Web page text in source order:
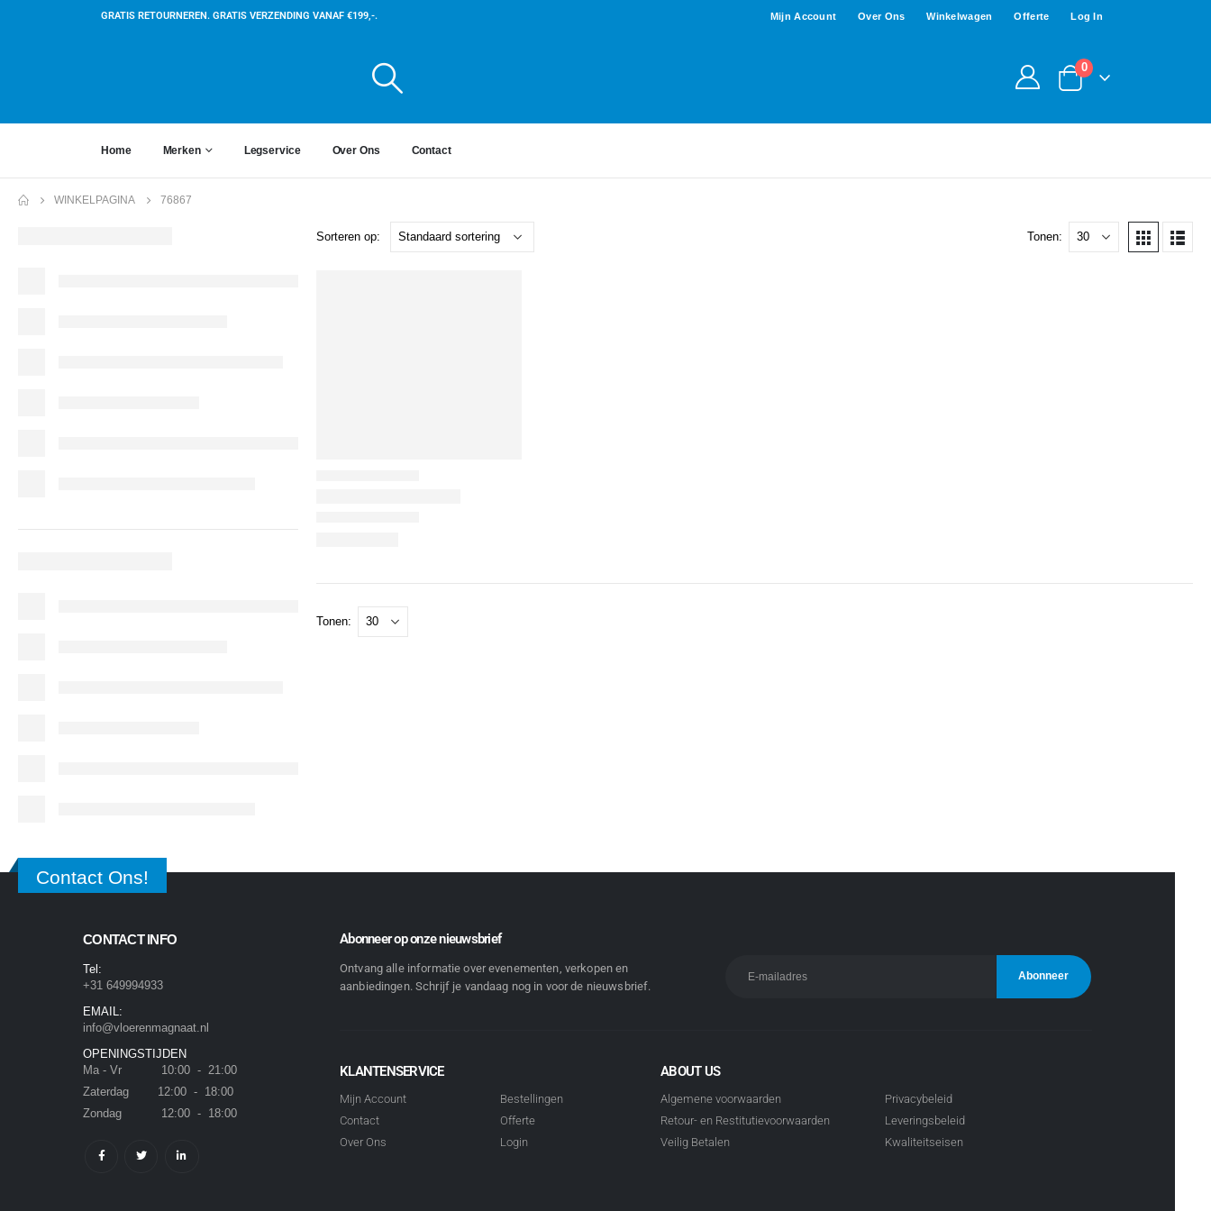
GRATIS RETOURNEREN. GRATIS VERZENDING VANAF €199,-. Mijn Account Over Ons Winkelwagen Offerte Log In
0
Home Merken Legservice Over Ons Contact
WINKELPAGINA 76867
Sorteren op: Tonen:
Tonen:
Contact Ons!
CONTACT INFO
Tel:
+31 649994933
EMAIL:
info@vloerenmagnaat.nl
OPENINGSTIJDEN
Ma - Vr 10:00 - 21:00
Zaterdag 12:00 - 18:00
Zondag 12:00 - 18:00
Abonneer op onze nieuwsbrief
Ontvang alle informatie over evenementen, verkopen en
aanbiedingen. Schrijf je vandaag nog in voor de nieuwsbrief.
KLANTENSERVICE
Mijn Account
Contact
Over Ons
Bestellingen
Offerte
Login
ABOUT US
Algemene voorwaarden
Retour- en Restitutievoorwaarden
Veilig Betalen
Privacybeleid
Leveringsbeleid
Kwaliteitseisen